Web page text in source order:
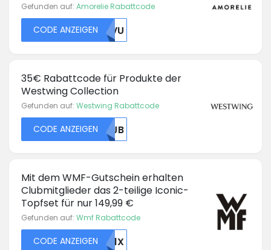
Gefunden auf: Amorelie Rabattcode
CODE ANZEIGEN UKVU
35€ Rabattcode für Produkte der
Westwing Collection
Gefunden auf: Westwing Rabattcode
CODE ANZEIGENWVJB
Mit dem WMF-Gutschein erhalten
Clubmitglieder das 2-teilige Iconic-
Topfset für nur 149,99 €
Gefunden auf: Wmf Rabattcode
CODE ANZEIGEN RK1X